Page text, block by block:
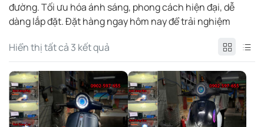
đường. Tối ưu hóa ánh sáng, phong cách hiện đại, dễ
dàng lắp đặt. Đặt hàng ngay hôm nay để trải nghiệm
Hiển thị tất cả 3 kết quả
sắp
xếp
theo
mới
nhất